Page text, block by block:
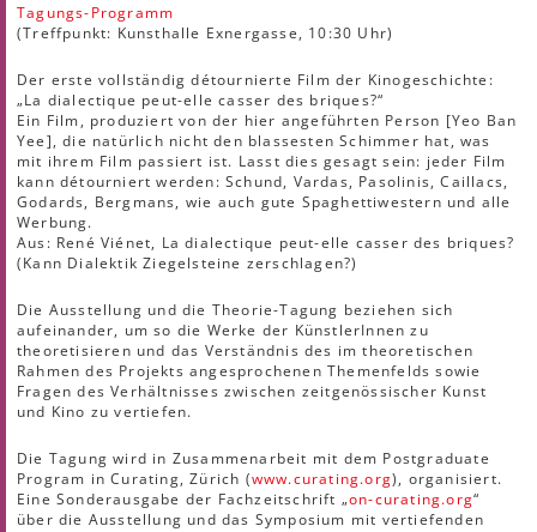
Tagungs-Programm
(Treffpunkt: Kunsthalle Exnergasse, 10:30 Uhr)
Der erste vollständig détournierte Film der Kinogeschichte:
„La dialectique peut-elle casser des briques?“
Ein Film, produziert von der hier angeführten Person [Yeo Ban
Yee], die natürlich nicht den blassesten Schimmer hat, was
mit ihrem Film passiert ist. Lasst dies gesagt sein: jeder Film
kann détourniert werden: Schund, Vardas, Pasolinis, Caillacs,
Godards, Bergmans, wie auch gute Spaghettiwestern und alle
Werbung.
Aus: René Viénet, La dialectique peut-elle casser des briques?
(Kann Dialektik Ziegelsteine zerschlagen?)
Die Ausstellung und die Theorie-Tagung beziehen sich
aufeinander, um so die Werke der KünstlerInnen zu
theoretisieren und das Verständnis des im theoretischen
Rahmen des Projekts angesprochenen Themenfelds sowie
Fragen des Verhältnisses zwischen zeitgenössischer Kunst
und Kino zu vertiefen.
Die Tagung wird in Zusammenarbeit mit dem Postgraduate
Program in Curating, Zürich (www.curating.org), organisiert.
Eine Sonderausgabe der Fachzeitschrift „on-curating.org“
über die Ausstellung und das Symposium mit vertiefenden